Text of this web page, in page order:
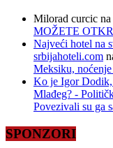
Milorad curcic na
MOŽETE
Najveći hotel na
srbijahoteli.com
Meksiku,
Ko je Igor Dodik,
Mlađeg? -
Povezivali su ga
SPONZORI